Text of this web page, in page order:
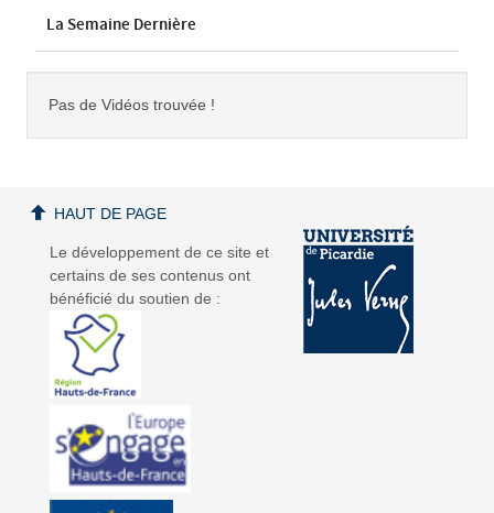
La Semaine Dernière
Pas de Vidéos trouvée !
Le développement de ce site et
certains de ses contenus ont
bénéficié du soutien de :
HAUT DE PAGE